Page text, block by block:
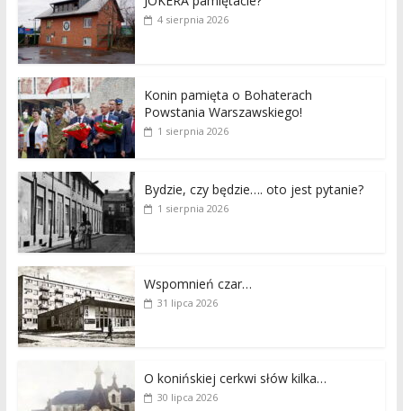
4 sierpnia 2026
Konin pamięta o Bohaterach
Powstania Warszawskiego!
1 sierpnia 2026
Bydzie, czy będzie…. oto jest pytanie?
1 sierpnia 2026
Wspomnień czar…
31 lipca 2026
O konińskiej cerkwi słów kilka…
30 lipca 2026